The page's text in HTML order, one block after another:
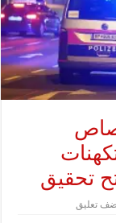
تحقيق
تعليق